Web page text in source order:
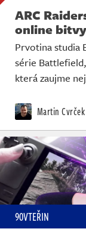
ARC
online bitvy
Prvotina studia
série
která zaujme
Martin Cvrček
90VTEŘIN